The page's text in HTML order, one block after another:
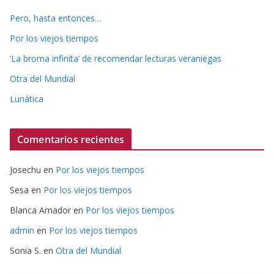
Pero, hasta entonces…
Por los viejos tiempos
‘La broma infinita’ de recomendar lecturas veraniegas
Otra del Mundial
Lunática
Comentarios recientes
Josechu en Por los viejos tiempos
Sesa en Por los viejos tiempos
Blanca Amador en Por los viejos tiempos
admin en Por los viejos tiempos
Sonia S. en Otra del Mundial